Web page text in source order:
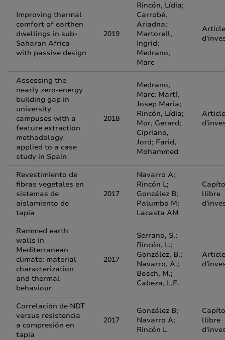
Improving thermal
comfort of earthen
dwellings in sub-
Saharan Africa
with passive design
2019
Rincón, Lídia;
Carrobé,
Ariadna;
Martorell,
Ingrid;
Medrano,
Marc
Article
Assessing the
nearly zero-energy
building gap in
university
campuses with a
feature extraction
methodology
applied to a case
study in Spain
2018
Medrano,
Marc; Martí,
Josep Maria;
Rincón, Lídia;
Mor, Gerard;
Cipriano,
Jord; Farid,
Mohammed
Article
Revestimiento de
fibras vegetales en
sistemas de
aislamiento de
tapia
2017
Navarro A;
Rincón L;
González B;
Palumbo M;
Lacasta AM
llibre
Rammed earth
walls in
Mediterranean
climate: material
characterization
and thermal
behaviour
2017
Serrano, S.;
Rincón, L.;
González, B.;
Navarro, A.;
Bosch, M.;
Cabeza, L.F.
Article
Correlación de NDT
versus resistencia
a compresión en
tapia
2017
González B;
Navarro A;
Rincón L
llibre